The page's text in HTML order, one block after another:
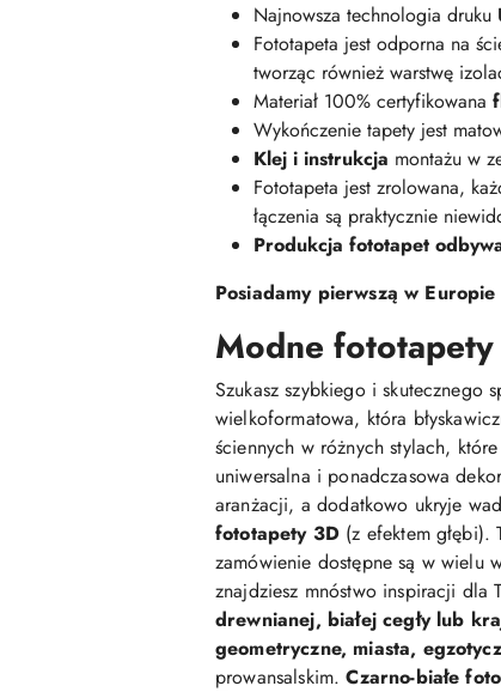
Najnowsza technologia druku
Fototapeta jest odporna na
tworząc również warstwę
Materiał 100% certyfikowana
Wykończenie tapety jest
Klej i instrukcja montażu w
Fototapeta jest zrolowana,
łączenia są praktycznie
Produkcja fototapet
Posiadamy pierwszą w
Modne
Szukasz szybkiego i skutecznego
wielkoformatowa, która
ściennych w różnych stylach,
uniwersalna i ponadczasowa
aranżacji, a dodatkowo ukryje
fototapety 3D (z efektem
zamówienie dostępne są w wielu
znajdziesz mnóstwo inspiracji dla
drewnianej, białej cegły lub
geometryczne, miasta,
prowansalskim.Czarno-białe